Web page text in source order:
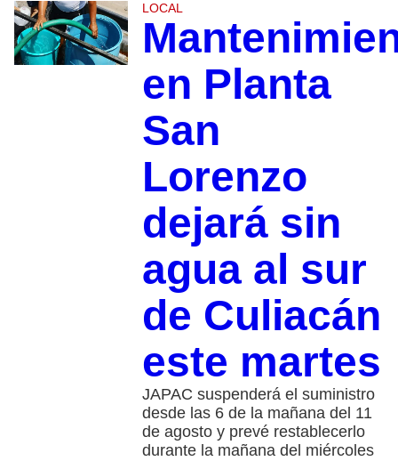
LOCAL
en Planta
San
Lorenzo
dejará sin
agua al sur
de Culiacán
este martes
JAPAC suspenderá el suministro
desde las 6 de la mañana del 11
de agosto y prevé restablecerlo
durante la mañana del miércoles